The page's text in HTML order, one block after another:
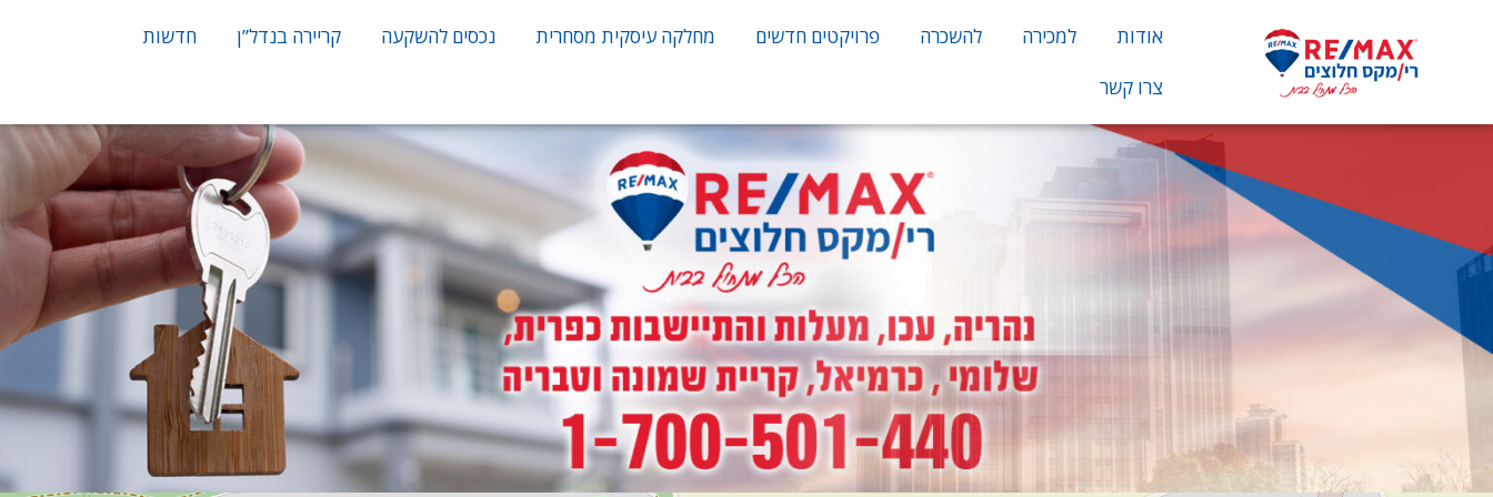
אודות למכירה להשכרה פרויקטים חדשים מחלקה עיסקית מסחרית נכסים להשקעה קריירה בנדל”ן
חדשות
צרו קשר